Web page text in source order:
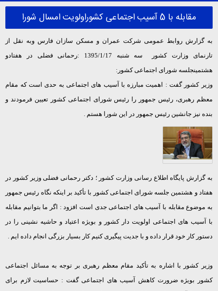
مقابله با 5 آسیب اجتماعی کشوراولویت امسال شورا
به گزارش روابط عمومی شرکت عمران و مسکن سازان فارس وبه نقل از
تارنمای وزارت کشور سه شنبه 1395/1/17 :رحمانی فضلی در هفتادو
هشتمینجلسه شورای اجتماعی کشور:
وزیر کشور گفت : اهمیت مبارزه با آسیب های اجتماعی به حدی است که مقام
معظم رهبری، رئیس جمهور را رئیس شورای اجتماعی کشور تعیین فرمودند و
بنده نیز جانشین رئیس جمهور در این شورا هستم .
به گزارش پایگاه اطلاع رسانی وزارت کشور ؛ دکتر رحمانی فضلی وزیر کشور در
هفتاد و هشتمین جلسه شورای اجتماعی کشور با تأکید بر اینکه نگاه رئیس جمهور
به موضوع مقابله با آسیب های اجتماعی جدی است افزود : اگر ما بتوانیم مقابله
با آسیب های اجتماعی اولویت دار کشور و بویژه اعتیاد و حاشیه نشینی را در
دستور کار خود قرار داده و با جدیت پیگیری کنیم کار بسیار بزرگی انجام داده ایم .
وزیر کشور با اشاره به تأکید مقام معظم رهبری بر توجه به مسائل اجتماعی
کشور بویژه ضرورت کاهش آسیب های اجتماعی گفت : حساسیت لازم برای